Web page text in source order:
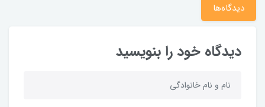
دیدگاه‌ها
دیدگاه خود را بنویسید